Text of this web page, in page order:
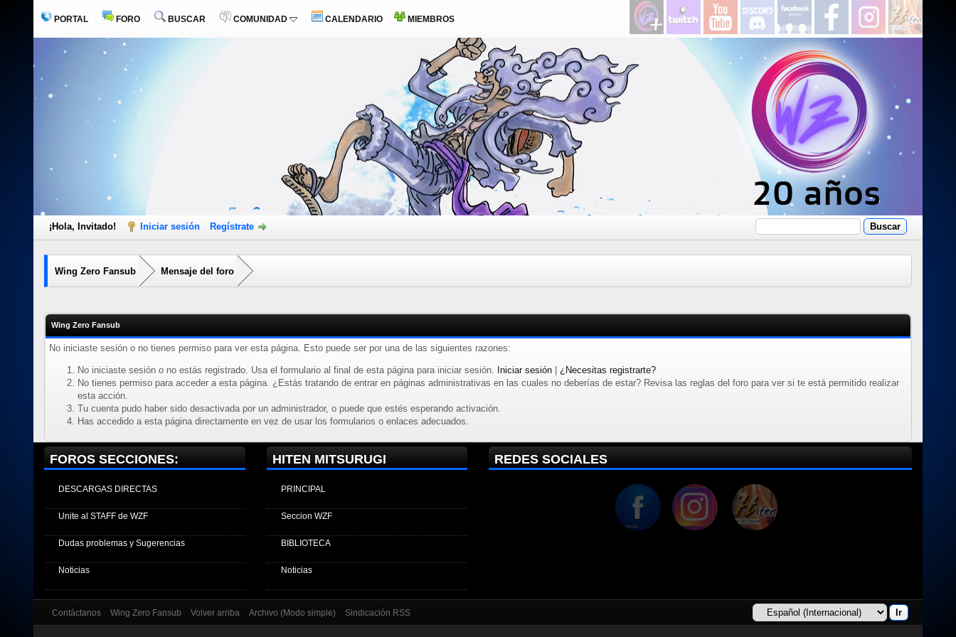
PORTAL FORO BUSCAR COMUNIDAD CALENDARIO MIEMBROS
¡Hola, Invitado! Iniciar sesión Regístrate
Wing Zero Fansub Mensaje del foro
Wing Zero Fansub
No iniciaste sesión o no tienes permiso para ver esta página. Esto puede ser por una de las siguientes razones:
No iniciaste sesión o no estás registrado. Usa el formulario al final de esta página para iniciar sesión. Iniciar sesión
¿Necesitas registrarte?
No tienes permiso para acceder a esta página. ¿Estás tratando de entrar en páginas administrativas en las cuales no deberías de estar? Revisa las reglas del foro para ver si te está permitido realizar
esta acción.
Tu cuenta pudo haber sido desactivada por un administrador, o puede que estés esperando activación.
Has accedido a esta página directamente en vez de usar los formularios o enlaces adecuados.
FOROS SECCIONES:
DESCARGAS DIRECTAS
Unite al STAFF de WZF
Dudas problemas y Sugerencias
Noticias
HITEN MITSURUGI
PRINCIPAL
Seccion WZF
BIBLIOTECA
Noticias
REDES SOCIALES
Contáctanos Wing Zero Fansub Volver arriba Archivo (Modo simple) Sindicación RSS